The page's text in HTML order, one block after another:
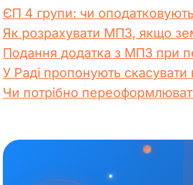
ЄП 4 групи: чи
Як розрахувати МПЗ, якщо
Подання додатка з МПЗ при
У Раді пропонують скасувати
Чи потрібно